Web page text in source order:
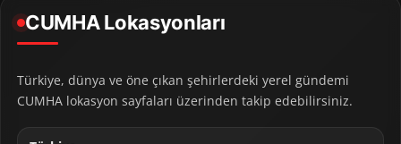
CUMHA Lokasyonları
Türkiye, dünya ve öne çıkan şehirlerdeki yerel gündemi
CUMHA lokasyon sayfaları üzerinden takip edebilirsiniz.